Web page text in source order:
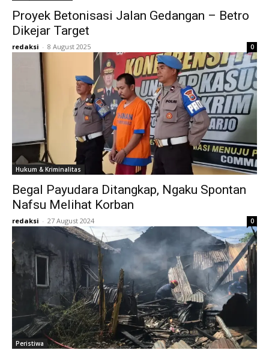
Proyek Betonisasi Jalan Gedangan – Betro
Dikejar Target
redaksi - 8 August 2025 0
Hukum & Kriminalitas
Begal Payudara Ditangkap, Ngaku Spontan
Nafsu Melihat Korban
redaksi - 27 August 2024 0
Peristiwa